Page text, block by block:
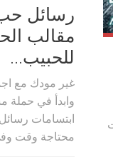
رسائل
مقالب
للحبيب...
غير مودك مع
وابدأ في حملة
ابتسامات
محتاجة وقت